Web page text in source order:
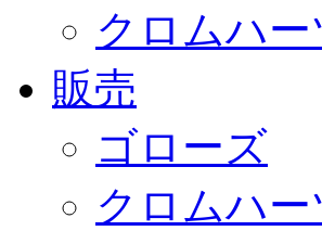
クロムハー
販売
ゴローズ
クロムハー